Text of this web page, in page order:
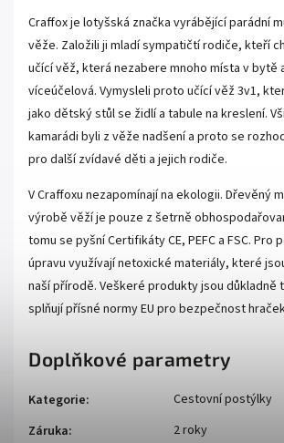
Craffox je lotyšská značka vyrábějící parádní
věže. Založili ji mladí sympatičtí rodiče, kteří
učící věž, která nezabere mnoho místa v bytě
víceúčelová. Vymysleli proto učící věž 3v1,
jako dětský stůl se židlí a tabule na kreslení.
kamarádi byli z věže nadšení a proto se
pro další zvídavé děti a jejich rodiče.
V Craffoxu nezapomínají na ekologii. Dřevěný
výrobě věží je pouze z šetrně
tomu se pyšní Certifikáty CE, PEFC a FSC. Pro
úpravu využívají netoxické materiály, které
naší přírodě. Veškeré produkty jsou důkladně
splňují přísné normy EU pro bezpečnost hraček
Doplňkové parametry
Kategorie:
Cestovní postýlky
Záruka: 2 roky